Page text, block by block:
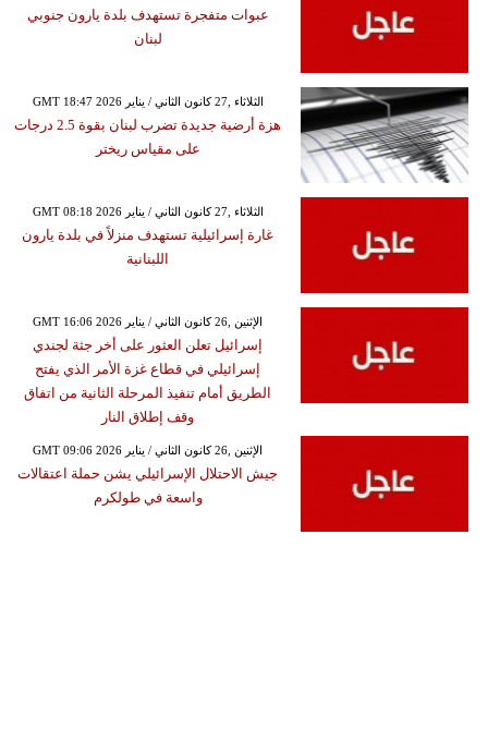
عبوات متفجرة تستهدف بلدة يارون جنوبي
لبنان
GMT 18:47 2026 الثلاثاء ,27 كانون الثاني / يناير
هزة أرضية جديدة تضرب لبنان بقوة 2.5 درجات
على مقياس ريختر
GMT 08:18 2026 الثلاثاء ,27 كانون الثاني / يناير
غارة إسرائيلية تستهدف منزلاً في بلدة يارون
اللبنانية
GMT 16:06 2026 الإثنين ,26 كانون الثاني / يناير
إسرائيل تعلن العثور على أخر جثة لجندي
إسرائيلي في قطاع غزة الأمر الذي يفتح
الطريق أمام تنفيذ المرحلة الثانية من اتفاق
وقف إطلاق النار
GMT 09:06 2026 الإثنين ,26 كانون الثاني / يناير
جيش الاحتلال الإسرائيلي يشن حملة اعتقالات
واسعة في طولكرم